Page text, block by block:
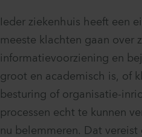
Ieder ziekenhuis heeft een
meeste klachten gaan over
informatievoorziening en
groot en academisch is, of
besturing of organisatie-
processen echt te kunnen
nu belemmeren. Dat